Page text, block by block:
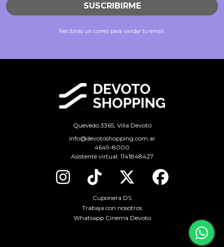
SUSCRIBIRME
Recibirás un correo para validar tu email.
Cuponera DS
Trabaja con nosotros
Whatsapp Cinema Devoto
Quevedo 3365, Villa Devoto
info@devotoshopping.com.ar
4649-8000
Asistente virtual: 1141848427